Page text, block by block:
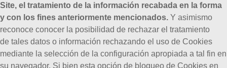
Site, el tratamiento de la información recabada en la forma
y con los fines anteriormente mencionados. Y asimismo
reconoce conocer la posibilidad de rechazar el tratamiento
de tales datos o información rechazando el uso de Cookies
mediante la selección de la configuración apropiada a tal fin en
su navegador. Si bien esta opción de bloqueo de Cookies en